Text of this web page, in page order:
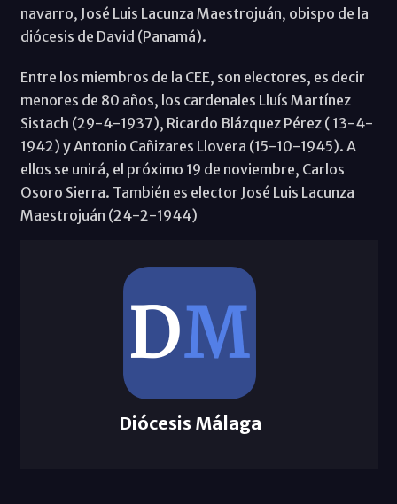
navarro, José Luis Lacunza Maestrojuán, obispo de la
diócesis de David (Panamá).
Entre los miembros de la CEE, son electores, es decir
menores de 80 años, los cardenales Lluís Martínez
Sistach (29-4-1937), Ricardo Blázquez Pérez ( 13-4-
1942) y Antonio Cañizares Llovera (15-10-1945). A
ellos se unirá, el próximo 19 de noviembre, Carlos
Osoro Sierra. También es elector José Luis Lacunza
Maestrojuán (24-2-1944)
Diócesis Málaga